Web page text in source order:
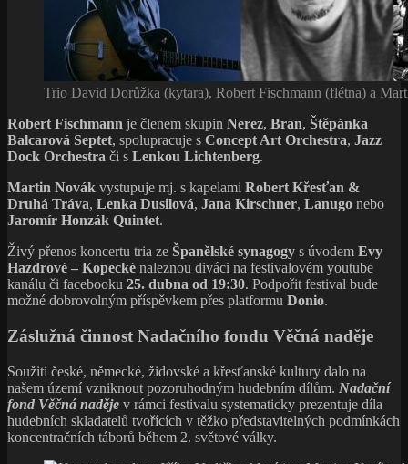
Trio David Dorůžka (kytara), Robert Fischmann (flétna) a
Robert Fischmann je členem skupin Nerez, Bran, Štěpánka
Balcarová Septet, spolupracuje s Concept Art Orchestra, Jazz
Dock Orchestra či s Lenkou Lichtenberg.
Martin Novák vystupuje mj. s kapelami Robert Křesťan &
Druhá Tráva, Lenka Dusilová, Jana Kirschner, Lanugo nebo
Jaromír Honzák Quintet.
Živý přenos koncertu tria ze Španělské synagogy s úvodem Evy
Hazdrové – Kopecké naleznou diváci na festivalovém youtube
kanálu či facebooku 25. dubna od 19:30. Podpořit festival bude
možné dobrovolným příspěvkem přes platformu Donio.
Záslužná činnost Nadačního fondu Věčná naděje
Soužití české, německé, židovské a křesťanské kultury dalo na
našem území vzniknout pozoruhodným hudebním dílům. Nadační
fond Věčná naděje v rámci festivalu systematicky prezentuje díla
hudebních skladatelů tvořících v těžko představitelných podmínkách
koncentračních táborů během 2. světové války.